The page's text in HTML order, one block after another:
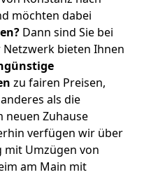
möchten dabei
Dann sind Sie bei
bieten Ihnen
zu fairen Preisen,
als die
neuen Zuhause
verfügen wir über
Umzügen von
am Main mit